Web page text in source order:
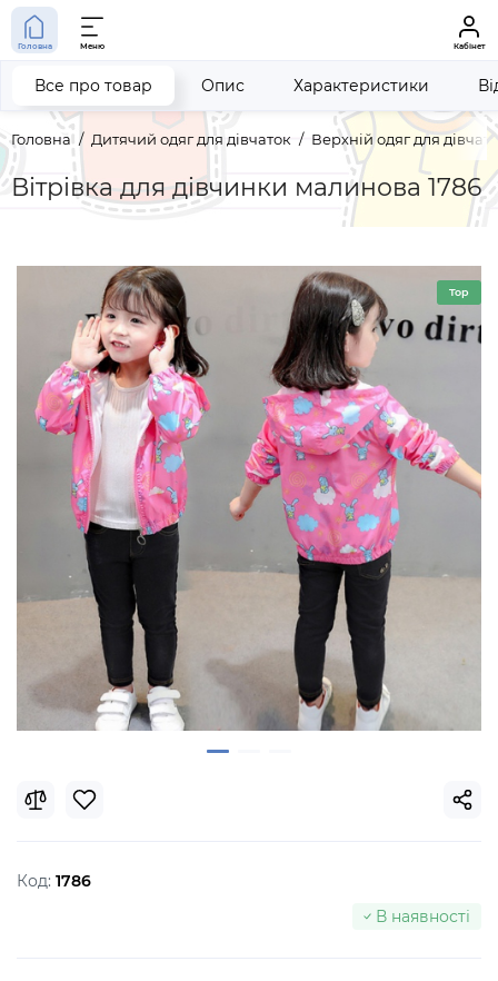
Головна Меню Кабінет
Головна Дитячий одяг для дівчаток Верхній одяг для
Вітрівка для дівчинки малинова 1786
Все про товар Опис Характеристики
Top
Код: 1786
В наявності